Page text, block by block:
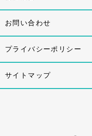
お問い合わせ
プライバシーポリシー
サイトマップ